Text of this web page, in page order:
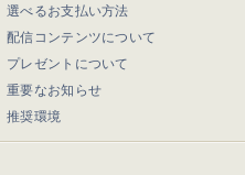
選べるお支払い方法
配信コンテンツについて
プレゼントについて
重要なお知らせ
推奨環境